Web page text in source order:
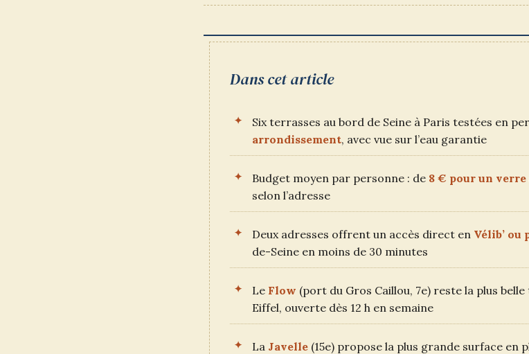
Dans cet article
Six terrasses au bord de Seine à Paris testées en
arrondissement, avec vue sur l’eau garantie
Budget moyen par personne : de 8 € pour un verre
selon l’adresse
Deux adresses offrent un accès direct en Vélib’ ou
de-Seine en moins de 30 minutes
Le Flow (port du Gros Caillou, 7e) reste la plus
Eiffel, ouverte dès 12 h en semaine
La Javelle (15e) propose la plus grande surface en